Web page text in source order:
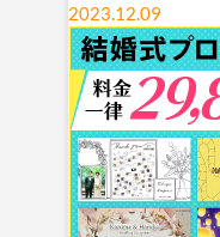
2023.12.09